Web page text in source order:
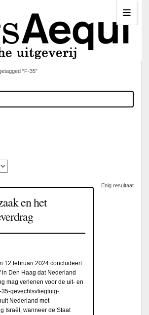
“F-35”
Enig resultaat
en het
12 februari 2024 concludeert
in Den Haag dat Nederland
mag verlenen voor de uit- en
gevechtsvliegtuig-
Nederland met
Israël, wanneer de Staat